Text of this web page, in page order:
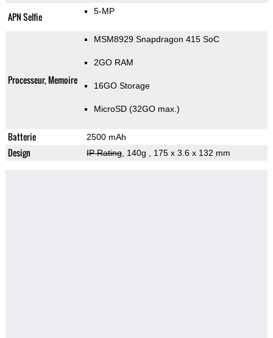
APN Selfie 5-MP
Processeur, Memoire
MSM8929 Snapdragon 415 SoC
2GO RAM
16GO Storage
MicroSD (32GO max.)
Batterie 2500 mAh
Design IP Rating, 140g , 175 x 3.6 x 132 mm